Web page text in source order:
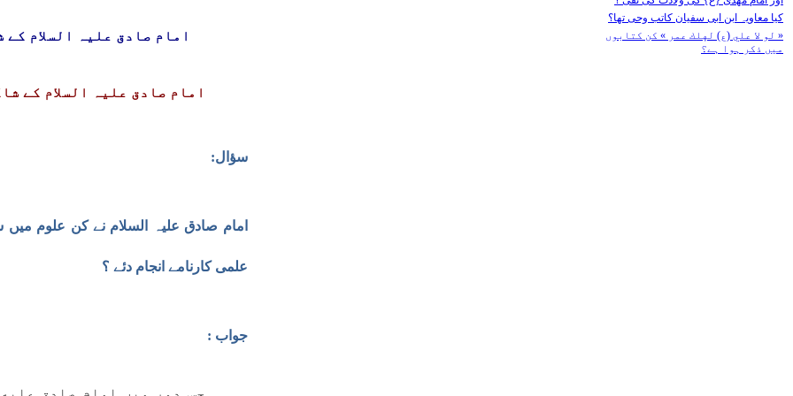
امام صادق علیہ السلام
امام صادق علیہ السلام کے
سؤال:
امام صادق علیہ السلام نے کن علوم
علمی کارنامے انجام دئے ؟
جواب :
جس دور میں امام صادق علیه
کیا معاویہ ابن ابی سفیان کاتب وحی تھا؟
« لو لا علي (ع) لهلك عمر » کن کتابوں
میں ذکر ہوا ہے؟